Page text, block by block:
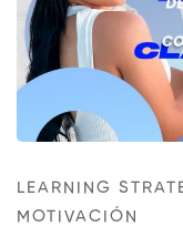
LEARNING
MOTIVACIÓN